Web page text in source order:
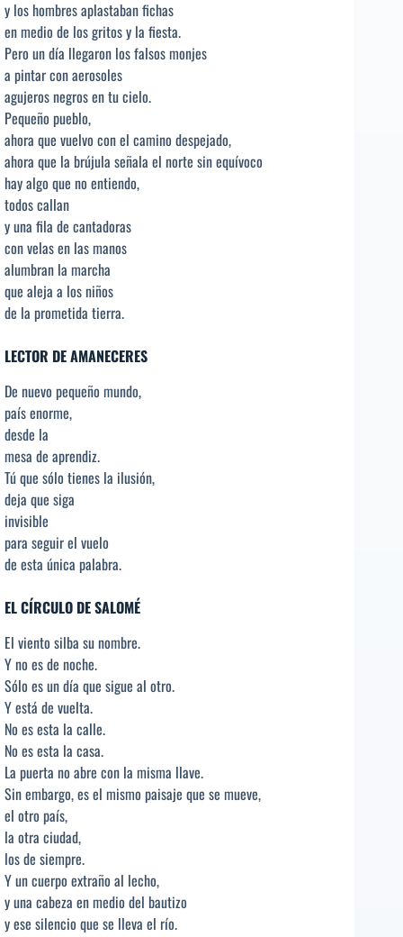
y los hombres aplastaban fichas
en medio de los gritos y la fiesta.
Pero un día llegaron los falsos monjes
a pintar con aerosoles
agujeros negros en tu cielo.
Pequeño pueblo,
ahora que vuelvo con el camino despejado,
ahora que la brújula señala el norte sin equívoco
hay algo que no entiendo,
todos callan
y una fila de cantadoras
con velas en las manos
alumbran la marcha
que aleja a los niños
de la prometida tierra.
LECTOR DE AMANECERES
De nuevo pequeño mundo,
país enorme,
desde la
mesa de aprendiz.
Tú que sólo tienes la ilusión,
deja que siga
invisible
para seguir el vuelo
de esta única palabra.
EL CÍRCULO DE SALOMÉ
El viento silba su nombre.
Y no es de noche.
Sólo es un día que sigue al otro.
Y está de vuelta.
No es esta la calle.
No es esta la casa.
La puerta no abre con la misma llave.
Sin embargo, es el mismo paisaje que se mueve,
el otro país,
la otra ciudad,
los de siempre.
Y un cuerpo extraño al lecho,
y una cabeza en medio del bautizo
y ese silencio que se lleva el río.